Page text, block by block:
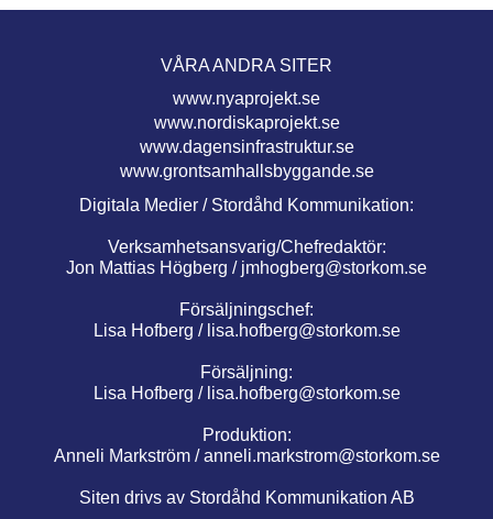
VÅRA ANDRA SITER
www.nyaprojekt.se
www.nordiskaprojekt.se
www.dagensinfrastruktur.se
www.grontsamhallsbyggande.se
Digitala Medier / Stordåhd Kommunikation:
Verksamhetsansvarig/Chefredaktör:
Jon Mattias Högberg / jmhogberg@storkom.se
Försäljningschef:
Lisa Hofberg / lisa.hofberg@storkom.se
Försäljning:
Lisa Hofberg / lisa.hofberg@storkom.se
Produktion:
Anneli Markström /anneli.markstrom@storkom.se
Siten drivs av Stordåhd Kommunikation AB